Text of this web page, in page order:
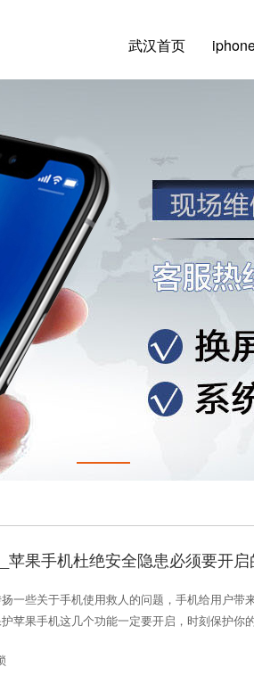
武汉首页
苹果手机杜绝安全隐患必须要开
些关于手机使用救人的问题，手机给用户带
苹果手机这几个功能一定要开启，时刻保护你